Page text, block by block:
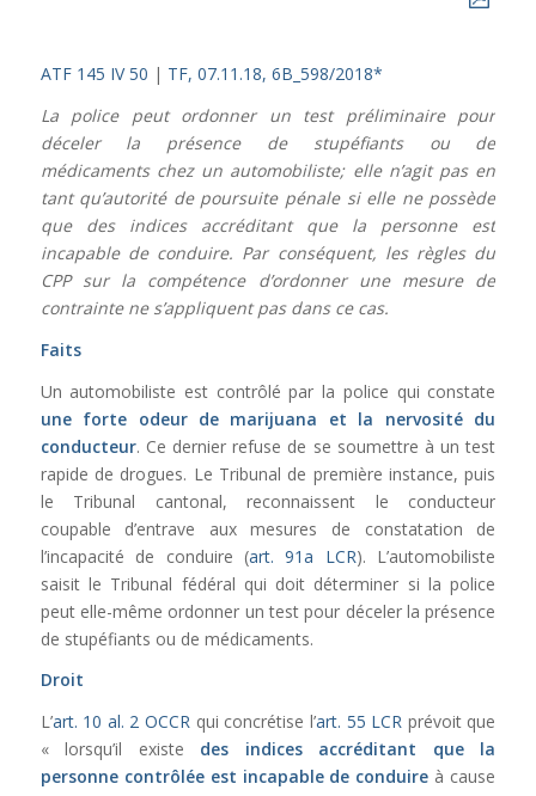
ATF 145 IV 50 | TF, 07.11.18, 6B_598/2018*
La police peut ordonner un test préliminaire pour
déceler la présence de stupéfiants ou de
médicaments chez un automobiliste; elle n’agit pas en
tant qu’autorité de poursuite pénale si elle ne possède
que des indices accréditant que la personne est
incapable de conduire. Par conséquent, les règles du
CPP sur la compétence d’ordonner une mesure de
contrainte ne s’appliquent pas dans ce cas.
Faits
Un automobiliste est contrôlé par la police qui constate
une forte odeur de marijuana et la nervosité du
conducteur. Ce dernier refuse de se soumettre à un test
rapide de drogues. Le Tribunal de première instance, puis
le Tribunal cantonal, reconnaissent le conducteur
coupable d’entrave aux mesures de constatation de
l’incapacité de conduire (art. 91a LCR). L’automobiliste
saisit le Tribunal fédéral qui doit déterminer si la police
peut elle-même ordonner un test pour déceler la présence
de stupéfiants ou de médicaments.
Droit
L’art. 10 al. 2 OCCR qui concrétise l’art. 55 LCR prévoit que
« lorsqu’il existe des indices accréditant que la
personne contrôlée est incapable de conduire à cause